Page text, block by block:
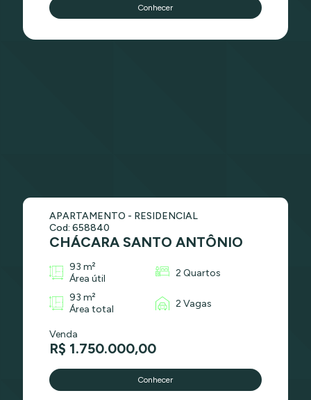
Conhecer
APARTAMENTO - RESIDENCIAL
Cod: 658840
CHÁCARA SANTO ANTÔNIO
93 m²
Área útil
2 Quartos
93 m²
Área total
2 Vagas
Venda
R$ 1.750.000,00
Conhecer